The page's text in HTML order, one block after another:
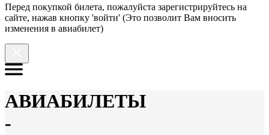
Перед покупкой билета, пожалуйста зарегистрируйтесь на
сайте, нажав кнопку 'войти' (Это позволит Вам вносить
изменения в авиабилет)
АВИАБИЛЕТЫ
-